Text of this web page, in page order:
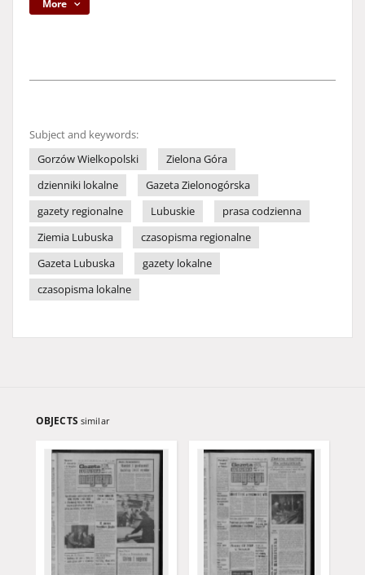
More
Subject and keywords:
Gorzów Wielkopolski
Zielona Góra
dzienniki lokalne
Gazeta Zielonogórska
gazety regionalne
Lubuskie
prasa codzienna
Ziemia Lubuska
czasopisma regionalne
Gazeta Lubuska
gazety lokalne
czasopisma lokalne
OBJECTS similar